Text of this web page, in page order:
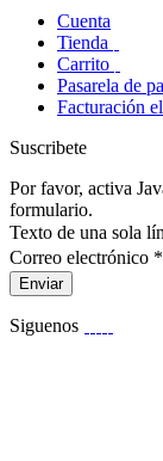
Cuenta
Tienda
Carrito
Pasarela de
Facturación
Suscribete
Por favor, activa
formulario.
Texto de una sola
Correo electrónico *
Enviar
Siguenos